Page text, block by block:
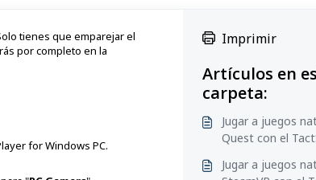
tienes que emparejar el
por completo en la
for Windows PC.
Imprimir
Artículos en
carpeta:
Jugar a juegos
Quest con el
Jugar a juegos